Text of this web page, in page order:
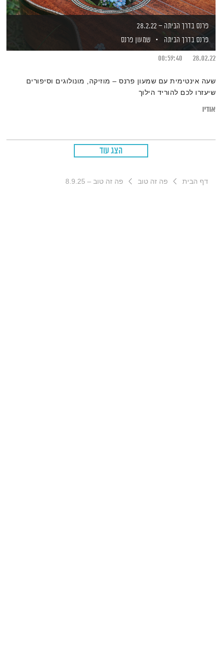
פרנס בדרך הביתה – 28.2.22
פרנס בדרך הביתה
שמעון פרנס
28.02.22
00:59:40
שעה אינטימית עם שמעון פרנס – מוזיקה, מונולוגים וסיפורים
שיעזרו לכם להוריד הילוך
אודיו
הצג עוד
דף הבית פה זה טוב פה זה טוב – 8.9.25